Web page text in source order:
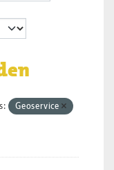
Geoservice